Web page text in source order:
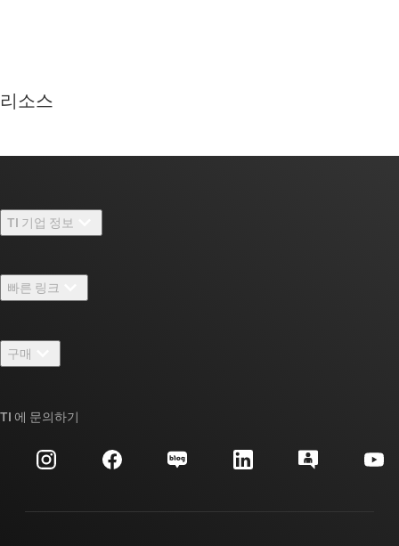
리소스
TI 기업 정보
채용
뉴스룸
이벤트
투자 관계
빠른 링크
TI E2E™ 설계 지원 포럼
대체품 검색
고객 지원 센터
구매
주문 FAQ
TI 에 문의하기